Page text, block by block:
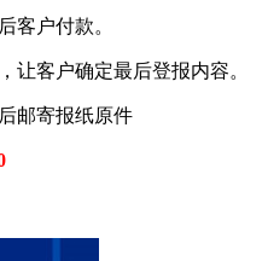
客户付款。
让客户确定最后登报内容。
邮寄报纸原件